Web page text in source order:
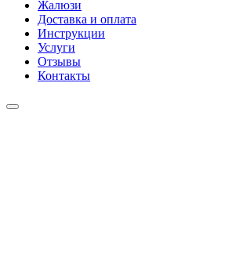
Жалюзи
Доставка и оплата
Инструкции
Услуги
Отзывы
Контакты